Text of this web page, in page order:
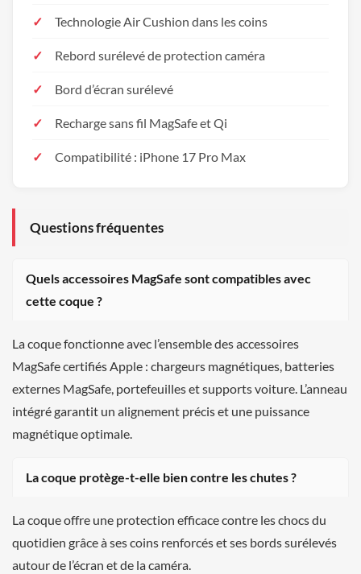
Technologie Air Cushion dans les coins
Rebord surélevé de protection caméra
Bord d’écran surélevé
Recharge sans fil MagSafe et Qi
Compatibilité : iPhone 17 Pro Max
Questions fréquentes
Quels accessoires MagSafe sont compatibles avec
cette coque ?
La coque fonctionne avec l’ensemble des accessoires
MagSafe certifiés Apple : chargeurs magnétiques, batteries
externes MagSafe, portefeuilles et supports voiture. L’anneau
intégré garantit un alignement précis et une puissance
magnétique optimale.
La coque protège-t-elle bien contre les chutes ?
La coque offre une protection efficace contre les chocs du
quotidien grâce à ses coins renforcés et ses bords surélevés
autour de l’écran et de la caméra.